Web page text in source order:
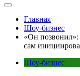
Главная
Шоу-бизнес
«Он позвонил»:
сам
Шоу-бизнес